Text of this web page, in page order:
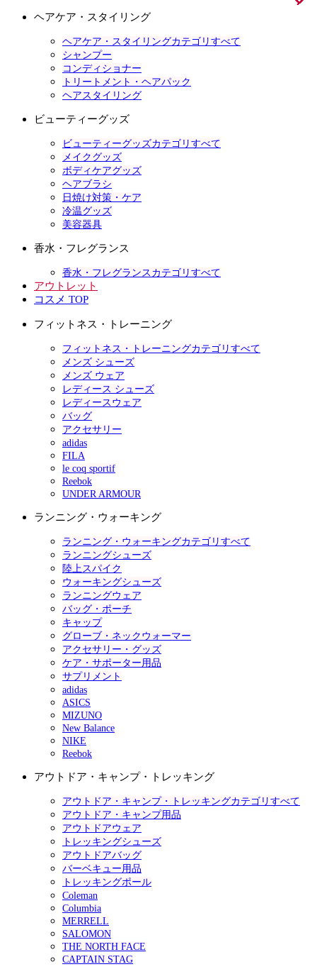
ヘアケア・スタイリング
ヘアケア・スタイリングカテゴリすべて
シャンプー
コンディショナー
トリートメント・ヘアパック
ヘアスタイリング
ビューティーグッズ
ビューティーグッズカテゴリすべて
メイクグッズ
ボディケアグッズ
ヘアブラシ
日焼け対策・ケア
冷温グッズ
美容器具
香水・フレグランス
香水・フレグランスカテゴリすべて
アウトレット
コスメ TOP
フィットネス・トレーニング
フィットネス・トレーニングカテゴリすべて
メンズ シューズ
メンズ ウェア
レディース シューズ
レディースウェア
バッグ
アクセサリー
adidas
FILA
le coq sportif
Reebok
UNDER ARMOUR
ランニング・ウォーキング
ランニング・ウォーキングカテゴリすべて
ランニングシューズ
陸上スパイク
ウォーキングシューズ
ランニングウェア
バッグ・ポーチ
キャップ
グローブ・ネックウォーマー
アクセサリー・グッズ
ケア・サポーター用品
サプリメント
adidas
ASICS
MIZUNO
New Balance
NIKE
Reebok
アウトドア・キャンプ・トレッキング
アウトドア・キャンプ・トレッキングカテゴリすべて
アウトドア・キャンプ用品
アウトドアウェア
トレッキングシューズ
アウトドアバッグ
バーベキュー用品
トレッキングポール
Coleman
Columbia
MERRELL
SALOMON
THE NORTH FACE
CAPTAIN STAG